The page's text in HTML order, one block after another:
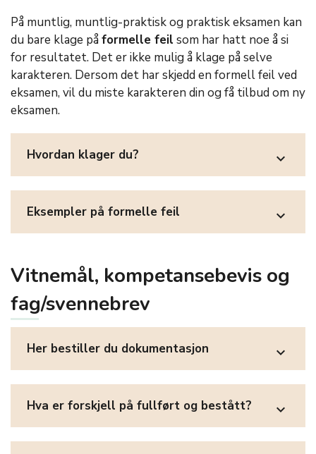
På muntlig, muntlig-praktisk og praktisk eksamen kan
du bare klage påformelle feil som har hatt noe å si
for resultatet. Det er ikke mulig å klage på selve
karakteren. Dersom det har skjedd en formell feil ved
eksamen, vil du miste karakteren din og få tilbud om ny
eksamen.
Hvordan klager du? expand_more
Eksempler på formelle feil expand_more
Vitnemål, kompetansebevis og
fag/svennebrev
Her bestiller du dokumentasjon expand_more
Hva er forskjell på fullført og bestått? expand_more